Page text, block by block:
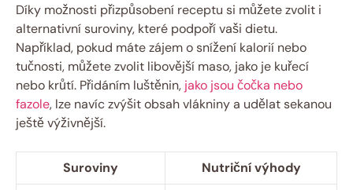
Díky možnosti přizpůsobení receptu si můžete zvolit i
alternativní suroviny, které podpoří vaši dietu.
Například, pokud máte zájem o snížení kalorií nebo
tučnosti, můžete zvolit libovější maso, jako je kuřecí
nebo krůtí. Přidáním luštěnin, jako jsou čočka nebo
fazole, lze navíc zvýšit obsah vlákniny a udělat sekanou
ještě výživnější.
Suroviny
Nutriční výhody